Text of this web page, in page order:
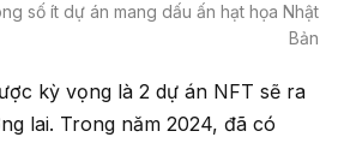
số ít dự án mang dấu ấn hạt họa Nhật
Bản
kỳ vọng là 2 dự án NFT sẽ ra
lai. Trong năm 2024, đã có